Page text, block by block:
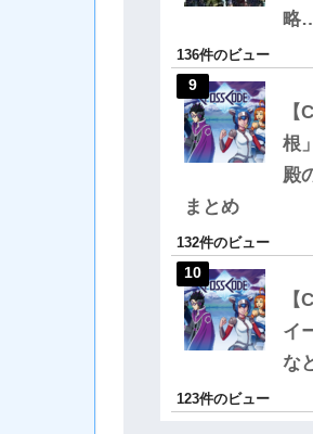
略
136件のビュー
根
殿
まとめ
132件のビュー
イ
な
123件のビュー